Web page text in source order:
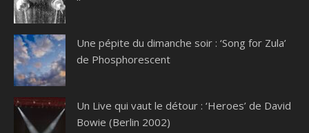
Une pépite du dimanche soir : ‘Song for Zula’
de Phosphorescent
Un Live qui vaut le détour : ‘Heroes’ de David
Bowie (Berlin 2002)